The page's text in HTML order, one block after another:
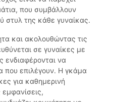
που συμβάλλουν
στυλ της κάθε γυναίκας.
και ακολουθώντας τις
σε γυναίκες με
ενδιαφέρονται να
επιλέγουν. Η γκάμα
για καθημερινή